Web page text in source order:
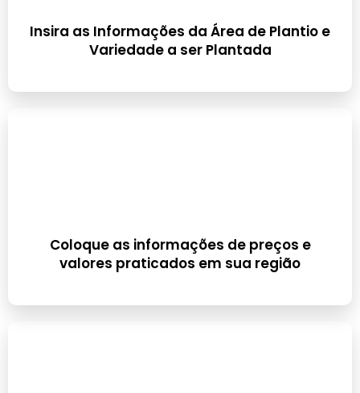
Insira as Informações da Área de Plantio e
Variedade a ser Plantada
Coloque as informações de preços e
valores praticados em sua região